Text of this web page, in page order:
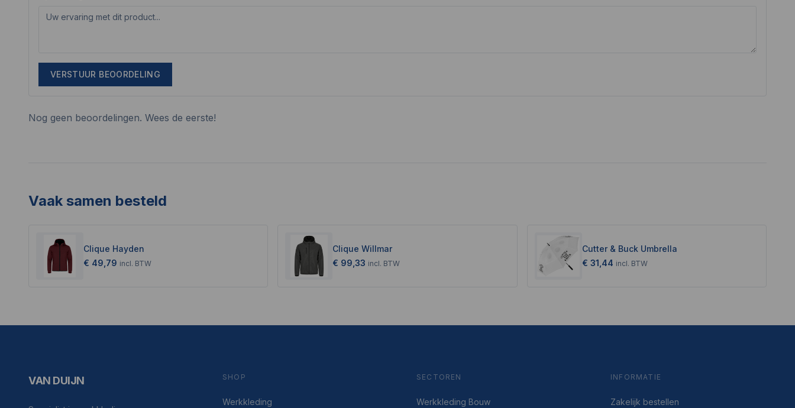
VERSTUUR BEOORDELING
Nog geen beoordelingen. Wees de eerste!
Vaak samen besteld
Clique Hayden
€ 49,79 incl. BTW
Clique Willmar
€ 99,33 incl. BTW
Cutter & Buck Umbrella
€ 31,44 incl. BTW
VAN DUIJN SHOP
Werkkleding
SECTOREN
Werkkleding Bouw
INFORMATIE
Zakelijk bestellen